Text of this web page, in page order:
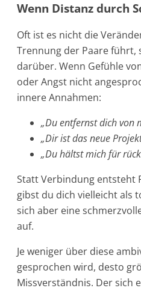
Wenn Distanz durch
Oft ist es nicht die
Trennung der Paare führt,
darüber. Wenn Gefühle
oder Angst nicht
innere Annahmen:
„Du entfernst dich von
„Dir ist das neue
„Du hältst mich für
Statt Verbindung entsteht
gibst du dich vielleicht als
sich aber eine
auf.
Je weniger über diese
gesprochen wird, desto
Missverständnis. Der sich